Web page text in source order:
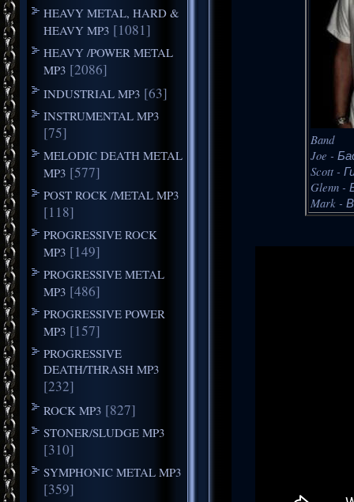
HEAVY METAL, HARD &
HEAVY MP3 [1081]
HEAVY /POWER METAL
MP3 [2086]
INDUSTRIAL MP3 [63]
INSTRUMENTAL MP3
[75]
MELODIC DEATH METAL
MP3 [577]
POST ROCK /METAL MP3
[118]
PROGRESSIVE ROCK
MP3 [149]
PROGRESSIVE METAL
MP3 [486]
PROGRESSIVE POWER
MP3 [157]
PROGRESSIVE
DEATH/THRASH MP3
[232]
ROCK MP3 [827]
STONER/SLUDGE MP3
[310]
SYMPHONIC METAL MP3
[359]
Band
Joe -
Scott -
Glenn -
Mark -